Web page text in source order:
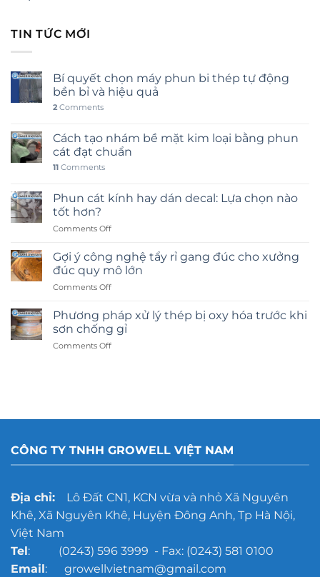
TIN TỨC MỚI
Bí quyết chọn máy phun bi thép tự động
bền bỉ và hiệu quả
2Comments
Cách tạo nhám bề mặt kim loại bằng phun
cát đạt chuẩn
11 Comments
Phun cát kính hay dán decal: Lựa chọn nào
tốt hơn?
Comments Offon
cát
kính
hay
dán
Lựa
chọn
nào
Gợi ý công nghệ tẩy rỉ gang đúc cho xưởng
đúc quy mô lớn
Comments Offon
ý
công
nghệ
tẩy
đúc
mô
lớn
Phương pháp xử lý thép bị oxy hóa trước khi
sơn chống gỉ
Comments Offon
bị
trước
khi
chống
gỉ
CÔNG TY TNHH GROWELL VIỆT NAM
Địa chỉ:Lô Đất CN1, KCN vừa và nhỏ Xã Nguyên
Khê, Xã Nguyên Khê, Huyện Đông Anh, Tp Hà Nội,
Việt Nam
Tel: (0243) 596 3999 - Fax: (0243) 581 0100
Email: growellvietnam@gmail.com